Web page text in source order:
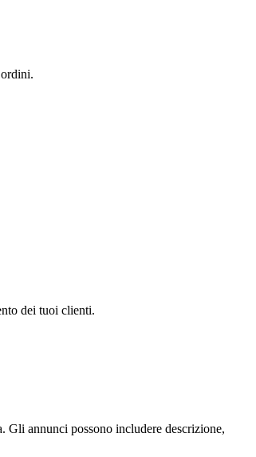
dei tuoi clienti.
Gli annunci possono includere descrizione,